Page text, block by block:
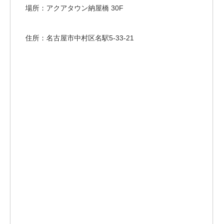
場所：アクアタウン納屋橋 30F
住所：名古屋市中村区名駅5-33-21